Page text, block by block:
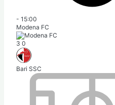
- 15:00
Modena FC
3 0
Bari SSC